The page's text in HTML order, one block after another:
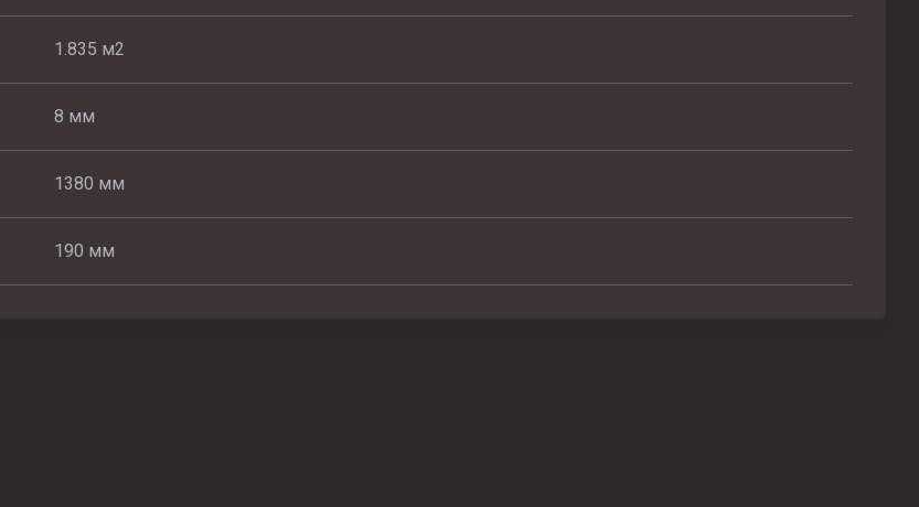
1.835 м2
8 мм
1380 мм
190 мм